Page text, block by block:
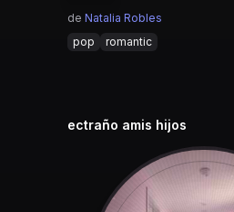
de Natalia Robles
pop
romantic
ectraño amis hijos